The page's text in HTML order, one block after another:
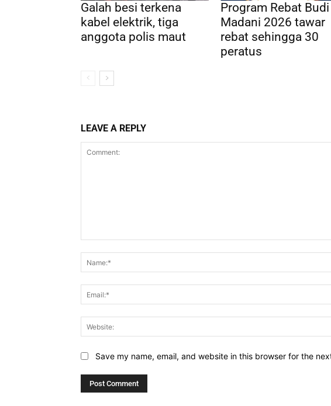
Galah besi terkena
kabel elektrik, tiga
anggota polis maut
Program Rebat Budi
Madani 2026 tawar
rebat sehingga 30
peratus
LEAVE A REPLY
Save my name, email, and website in this browser for the